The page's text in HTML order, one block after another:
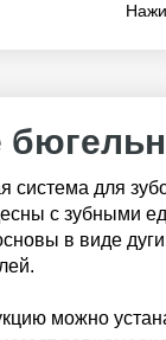
система для
с зубными
в виде
можно